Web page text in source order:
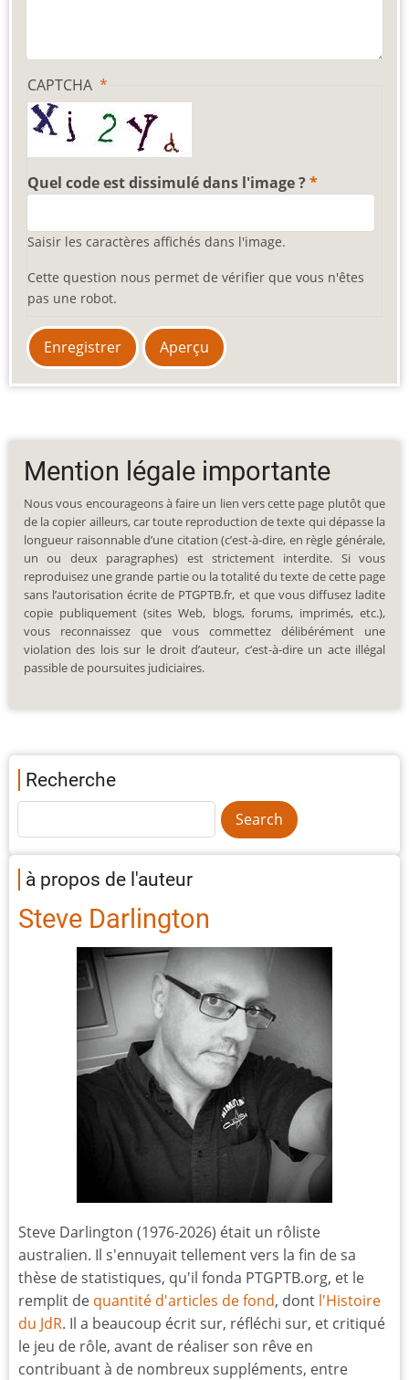
CAPTCHA
Quel code est dissimulé dans l'image ?
Saisir les caractères affichés dans l'image.
Cette question nous permet de vérifier que vous n'êtes
pas une robot.
Mention légale importante
Nous vous encourageons à faire un lien vers cette page plutôt que
de la copier ailleurs, car toute reproduction de texte qui dépasse la
longueur raisonnable d’une citation (c’est-à-dire, en règle générale,
un ou deux paragraphes) est strictement interdite. Si vous
reproduisez une grande partie ou la totalité du texte de cette page
sans l’autorisation écrite de PTGPTB.fr, et que vous diffusez ladite
copie publiquement (sites Web, blogs, forums, imprimés, etc.),
vous reconnaissez que vous commettez délibérément une
violation des lois sur le droit d’auteur, c’est-à-dire un acte illégal
passible de poursuites judiciaires.
Recherche
à propos de l'auteur
Steve Darlington
Steve Darlington (1976-2026) était un rôliste
australien. Il s'ennuyait tellement vers la fin de sa
thèse de statistiques, qu'il fonda PTGPTB.org, et le
remplit de quantité d'articles de fond, dont l'Histoire
du JdR. Il a beaucoup écrit sur, réfléchi sur, et critiqué
le jeu de rôle, avant de réaliser son rêve en
contribuant à de nombreux suppléments, entre